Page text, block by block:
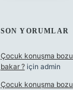
SON YORUMLAR
Çocuk konuşma
bakar ?için admin
Çocuk konuşma